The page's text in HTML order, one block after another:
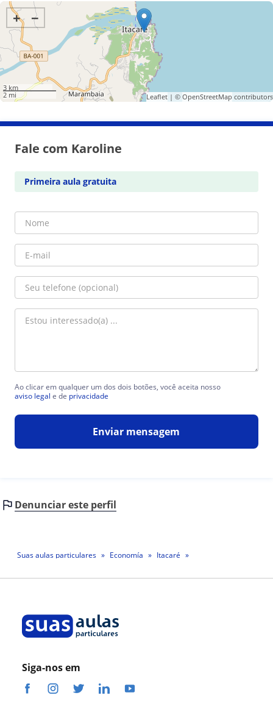
+ −
3 km
2 mi
Leaflet| © OpenStreetMap contributors
Fale com Karoline
Primeira aula gratuita
Ao clicar em qualquer um dos dois botões, você aceita nosso
aviso legal e de privacidade
Enviar mensagem
Denunciar este perfil
Suas aulas particulares Economía
Itacaré
Siga-nos em